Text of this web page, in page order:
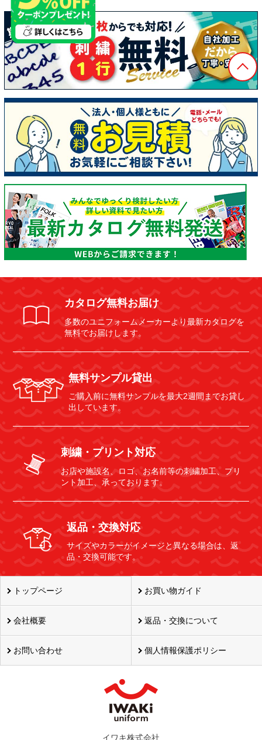
カタログ無料お届け
多数のユニフォームメーカーより最新カタログを
無料でお届けします。
無料サンプル貸出
ご購入前に無料サンプルを最大2週間までお貸し
出しています。
刺繍・プリント対応
お店や施設名、ロゴ、お名前等の刺繍加工、プリ
ント加工、承っております。
返品・交換対応
サイズやカラーがイメージと異なる場合は、返
品・交換可能です。
トップページ お買い物ガイド
会社概要 返品・交換について
お問い合わせ 個人情報保護ポリシー
イワキ株式会社